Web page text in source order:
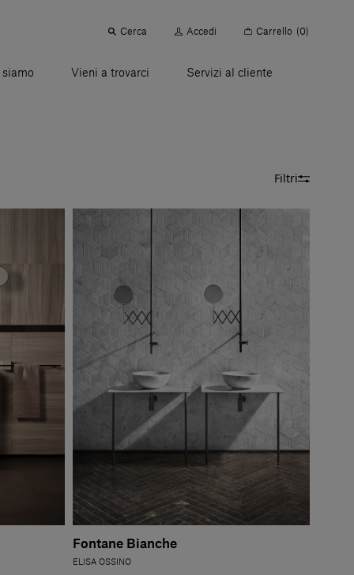
Cerca Accedi Carrello (0)
siamo Vieni a trovarci Servizi al cliente
Filtri
Fontane Bianche
ELISA OSSINO